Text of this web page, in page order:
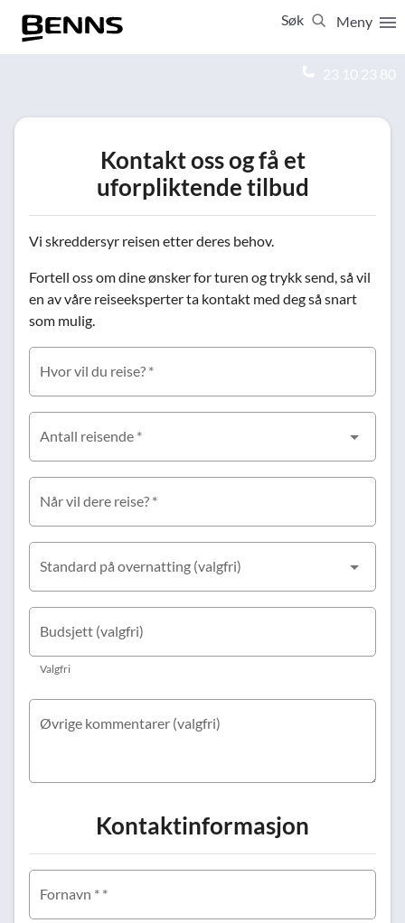
Meny
Søk
23 10 23 80
Kontakt oss og få et
uforpliktende tilbud
Vi skreddersyr reisen etter deres behov.
Fortell oss om dine ønsker for turen og trykk send, så vil
en av våre reiseeksperter ta kontakt med deg så snart
som mulig.
Hvor vil du reise? *
Antall reisende *
Når vil dere reise? *
Standard på overnatting (valgfri)
Budsjett (valgfri)
Valgfri
Øvrige kommentarer (valgfri)
Kontaktinformasjon
Fornavn * *
Lukk